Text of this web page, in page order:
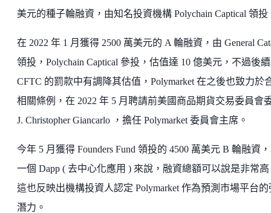
美元的種子輪融資，由知名投資機構 Polychain Captical 領投
在 2022 年 1 月獲得 2500 萬美元的 A 輪融資，由 General
領投，Polychain Captical 參投，估值達 10 億美元，不過後
CFTC 的罰款中有調降其估值，Polymarket 在之後也致力於
相關條例，在 2022 年 5 月聘請前美國商品期貨交易委員會
J. Christopher Giancarlo ，擔任 Polymarket 委員會主席。
今年 5 月獲得 Founders Fund 領投的 4500 萬美元 B 輪融資
一個 Dapp ( 去中心化應用 ) 來說，融資總額可以說是非常
這也反映出機構投資人認定 Polymarket 作為預測市場平台的
潛力。